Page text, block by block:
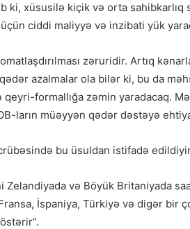
ki, xüsusilə kiçik və orta
ciddi maliyyə və inzibati yük
zəruridir. Artıq
azalmalar ola bilər ki, bu da
formallığa zəmin yaradacaq.
ların müəyyən qədər dəstəyə
bu üsuldan istifadə
Zelandiyada və Böyük Britaniyada
İspaniya, Türkiyə və digər bir